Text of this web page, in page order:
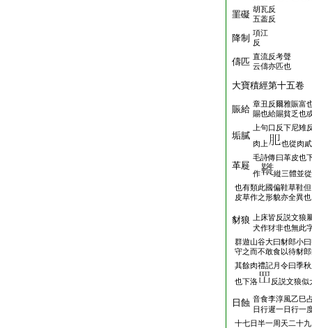
罣礙 胡瓦反
五葢反
降制 項江
反
儔匹 直流反考聲
云儔亦匹也
大寶積經第十五
賑給 章丑反爾雅賑富
賜也給賜貧乏也
垢膩
上句口反下尼雉
肉上
也從肉
革屣
毛詩傳曰革皮也
作
縰三體並
也有類此國偏鞋草鞋
皮草作之形貌亦全異也
豺狼
上床皆反説文狼
犬作犲非也無此
群遊山谷大曰豺郎小
守之而不敢食以待豺
其餘肉禮記月令曰季
也下洛
反説文狼似
日蝕 音食李淳風乙巳
日行遲一日行一
十七日半一周天二十